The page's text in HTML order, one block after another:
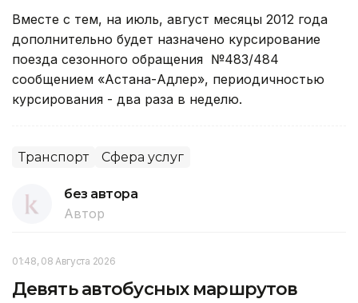
Вместе с тем, на июль, август месяцы 2012 года
дополнительно будет назначено курсирование
поезда сезонного обращения №483/484
сообщением «Астана-Адлер», периодичностью
курсирования - два раза в неделю.
Транспорт Сфера услуг
без автора
Автор
01:48, 08 Августа 2026
Девять автобусных маршрутов